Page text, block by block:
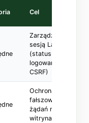
Cel
Zarządzanie
sesją Laravel
(status
logowania, token
CSRF)
Ochrona przed
fałszowaniem
żądań między
witrynami (CSRF)